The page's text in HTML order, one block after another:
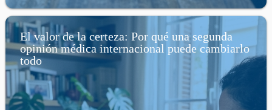
El valor de la certeza: Por qué una segunda
opinión médica internacional puede cambiarlo
todo